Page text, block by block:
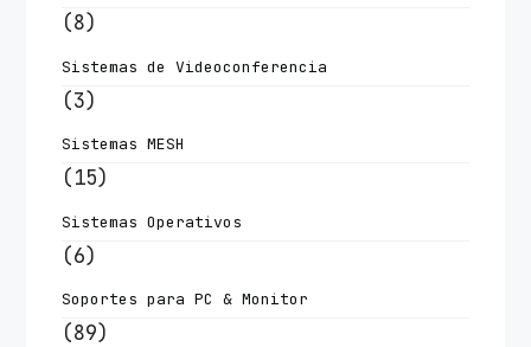
(8)
Sistemas de Videoconferencia
(3)
Sistemas MESH
(15)
Sistemas Operativos
(6)
Soportes para PC & Monitor
(89)